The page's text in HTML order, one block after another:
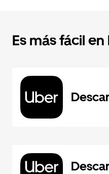
Es más fácil